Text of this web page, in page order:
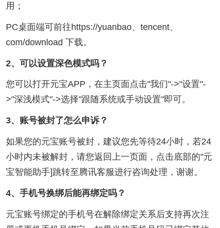
用；
PC桌面端可前往https://yuanbao、tencent、
com/download 下载。
2、可以设置深色模式吗？
您可以打开元宝APP，在主页面点击"我们"->"设置"-
>"深浅模式"->选择"跟随系统或手动设置"即可。
3、账号被封了怎么申诉？
如果您的元宝账号被封，建议您先等待24小时，若24
小时内未被解封，请您返回上一页面，点击底部的"元
宝智能助手]跳转至腾讯客服进行咨询处理，谢谢。
4、手机号换绑后能再绑定吗？
元宝账号绑定的手机号在解除绑定关系后支持再次注